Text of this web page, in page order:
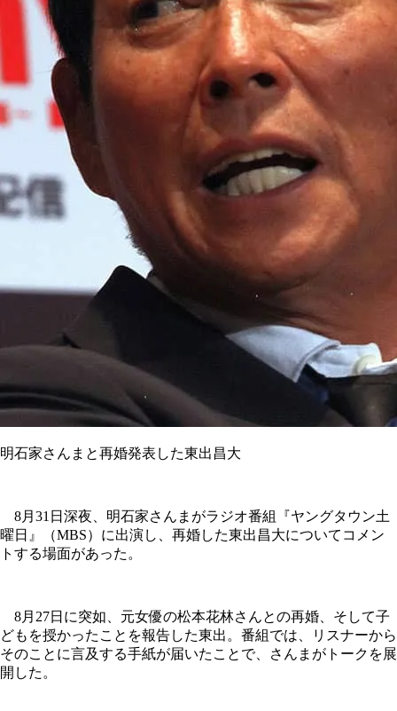
明石家さんまと再婚発表した東出昌大
8月31日深夜、明石家さんまがラジオ番組『ヤングタウン土
曜日』（MBS）に出演し、再婚した東出昌大についてコメン
トする場面があった。
8月27日に突如、元女優の松本花林さんとの再婚、そして子
どもを授かったことを報告した東出。番組では、リスナーから
そのことに言及する手紙が届いたことで、さんまがトークを展
開した。